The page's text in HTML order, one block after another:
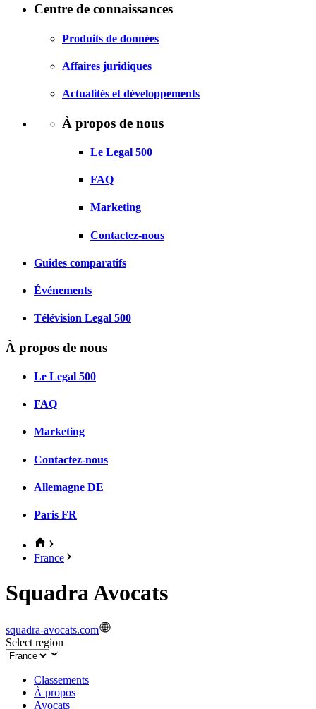
Centre de connaissances
Produits de données
Affaires juridiques
Actualités et développements
À propos de nous
Le Legal 500
FAQ
Marketing
Contactez-nous
Guides comparatifs
Événements
Télévision Legal 500
À propos de nous
Le Legal 500
FAQ
Marketing
Contactez-nous
Allemagne DE
Paris FR
France
Squadra Avocats
squadra-avocats.com
Select region
Classements
À propos
Avocats